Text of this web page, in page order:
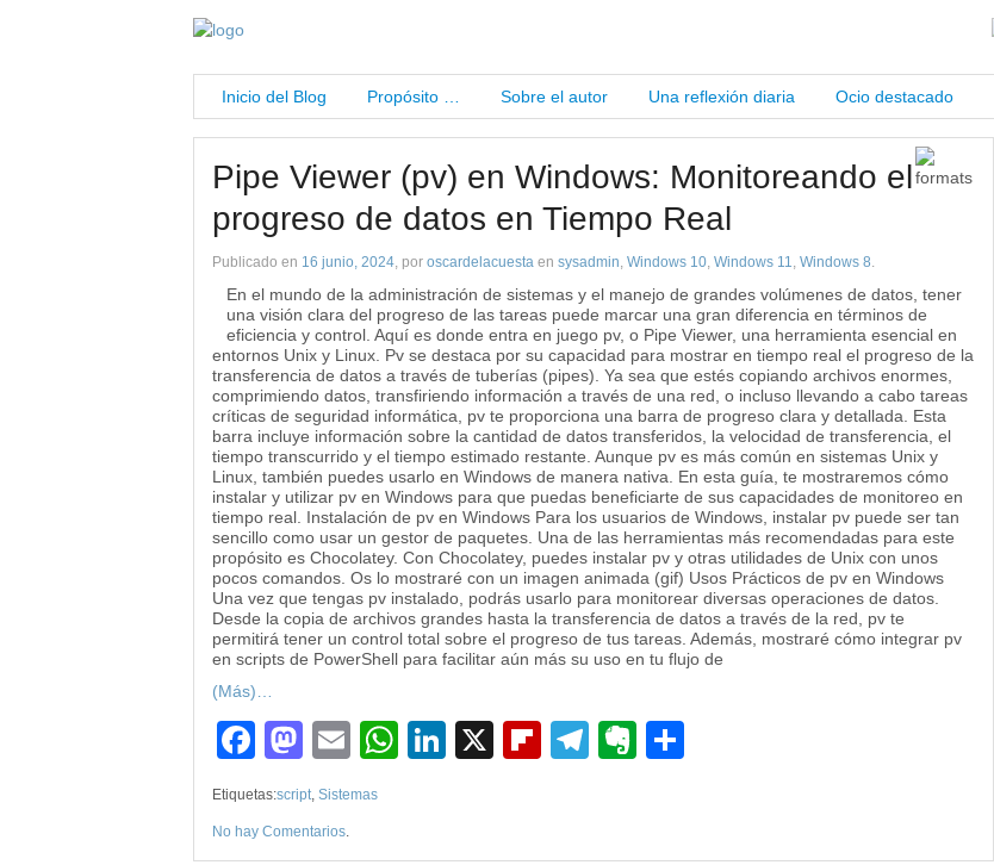
Inicio del Blog Propósito … Sobre el autor Una reflexión diaria Ocio destacado
Pipe Viewer (pv) en Windows: Monitoreando el
progreso de datos en Tiempo Real
Publicado en 16 junio, 2024, por oscardelacuesta en sysadmin, Windows 10, Windows 11, Windows 8.
En el mundo de la administración de sistemas y el manejo de grandes volúmenes de datos, tener
una visión clara del progreso de las tareas puede marcar una gran diferencia en términos de
eficiencia y control. Aquí es donde entra en juego pv, o Pipe Viewer, una herramienta esencial en
entornos Unix y Linux. Pv se destaca por su capacidad para mostrar en tiempo real el progreso de la
transferencia de datos a través de tuberías (pipes). Ya sea que estés copiando archivos enormes,
comprimiendo datos, transfiriendo información a través de una red, o incluso llevando a cabo tareas
críticas de seguridad informática, pv te proporciona una barra de progreso clara y detallada. Esta
barra incluye información sobre la cantidad de datos transferidos, la velocidad de transferencia, el
tiempo transcurrido y el tiempo estimado restante. Aunque pv es más común en sistemas Unix y
Linux, también puedes usarlo en Windows de manera nativa. En esta guía, te mostraremos cómo
instalar y utilizar pv en Windows para que puedas beneficiarte de sus capacidades de monitoreo en
tiempo real. Instalación de pv en Windows Para los usuarios de Windows, instalar pv puede ser tan
sencillo como usar un gestor de paquetes. Una de las herramientas más recomendadas para este
propósito es Chocolatey. Con Chocolatey, puedes instalar pv y otras utilidades de Unix con unos
pocos comandos. Os lo mostraré con un imagen animada (gif) Usos Prácticos de pv en Windows
Una vez que tengas pv instalado, podrás usarlo para monitorear diversas operaciones de datos.
Desde la copia de archivos grandes hasta la transferencia de datos a través de la red, pv te
permitirá tener un control total sobre el progreso de tus tareas. Además, mostraré cómo integrar pv
en scripts de PowerShell para facilitar aún más su uso en tu flujo de
(Más)…
Facebook
Mastodon
EmailWhatsApp
LinkedIn
X Flipboard
Telegram
Evernote
Etiquetas:script, Sistemas
No hay Comentarios.